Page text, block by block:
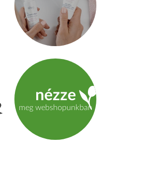
product.label.guide
nézze
meg webshopunkban